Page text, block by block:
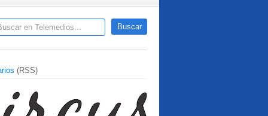
(RSS)